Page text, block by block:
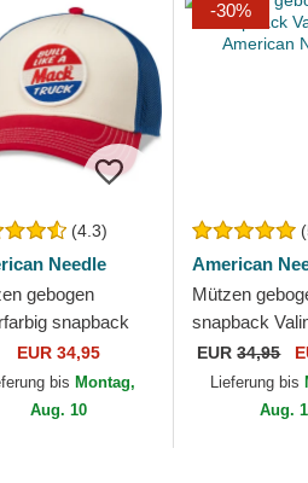
(4.3)
Needle
gebogen
snapback
Valin Patch von
Needle
EUR 34,95
bis Montag,
Aug. 10
-30%
American
Mützen
snapback
American
EUR34,95
Lieferung bis
Aug.